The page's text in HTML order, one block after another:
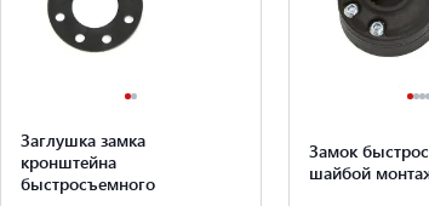
Заглушка замка
кронштейна
быстросъемного
Замок
шайбой